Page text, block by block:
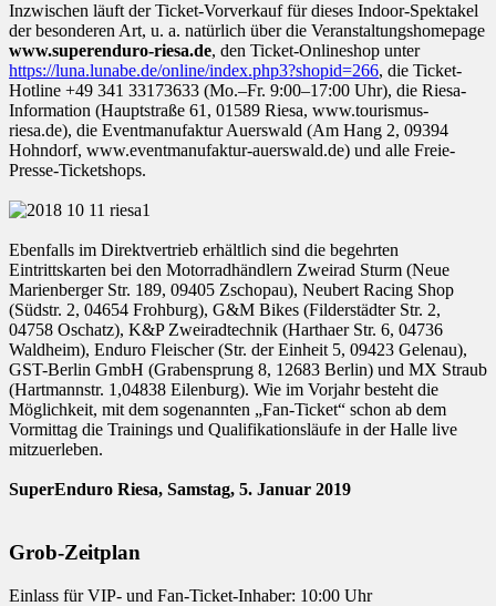
Inzwischen läuft der Ticket-Vorverkauf für dieses Indoor-Spektakel
der besonderen Art, u. a. natürlich über die Veranstaltungshomepage
www.superenduro-riesa.de, den Ticket-Onlineshop unter
https://luna.lunabe.de/online/index.php3?shopid=266, die Ticket-
Hotline +49 341 33173633 (Mo.–Fr. 9:00–17:00 Uhr), die Riesa-
Information (Hauptstraße 61, 01589 Riesa, www.tourismus-
riesa.de), die Eventmanufaktur Auerswald (Am Hang 2, 09394
Hohndorf, www.eventmanufaktur-auerswald.de) und alle Freie-
Presse-Ticketshops.
Ebenfalls im Direktvertrieb erhältlich sind die begehrten
Eintrittskarten bei den Motorradhändlern Zweirad Sturm (Neue
Marienberger Str. 189, 09405 Zschopau), Neubert Racing Shop
(Südstr. 2, 04654 Frohburg), G&M Bikes (Filderstädter Str. 2,
04758 Oschatz), K&P Zweiradtechnik (Harthaer Str. 6, 04736
Waldheim), Enduro Fleischer (Str. der Einheit 5, 09423 Gelenau),
GST-Berlin GmbH (Grabensprung 8, 12683 Berlin) und MX Straub
(Hartmannstr. 1,04838 Eilenburg). Wie im Vorjahr besteht die
Möglichkeit, mit dem sogenannten „Fan-Ticket“ schon ab dem
Vormittag die Trainings und Qualifikationsläufe in der Halle live
mitzuerleben.
SuperEnduro Riesa, Samstag, 5. Januar 2019
Grob-Zeitplan
Einlass für VIP- und Fan-Ticket-Inhaber: 10:00 Uhr